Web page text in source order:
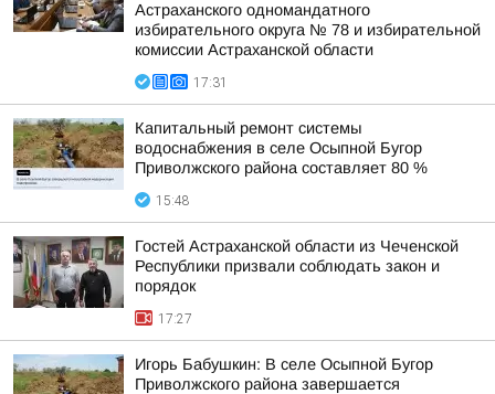
Астраханского одномандатного
избирательного округа № 78 и избирательной
комиссии Астраханской области
17:31
Капитальный ремонт системы
водоснабжения в селе Осыпной Бугор
Приволжского района составляет 80 %
15:48
Гостей Астраханской области из Чеченской
Республики призвали соблюдать закон и
порядок
17:27
Игорь Бабушкин: В селе Осыпной Бугор
Приволжского района завершается